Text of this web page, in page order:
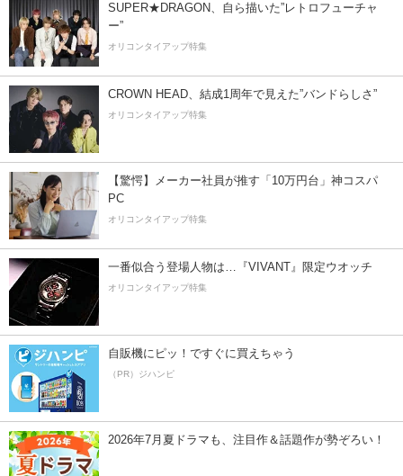
SUPER★DRAGON、自ら描いた”レトロフューチャ
ー”
オリコンタイアップ特集
CROWN HEAD、結成1周年で見えた”バンドらしさ”
オリコンタイアップ特集
【驚愕】メーカー社員が推す「10万円台」神コスパ
PC
オリコンタイアップ特集
一番似合う登場人物は…『VIVANT』限定ウオッチ
オリコンタイアップ特集
自販機にピッ！ですぐに買えちゃう
（PR）ジハンピ
2026年7月夏ドラマも、注目作＆話題作が勢ぞろい！